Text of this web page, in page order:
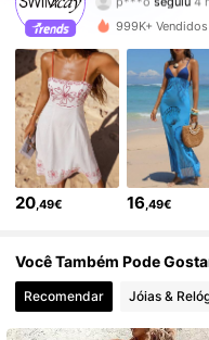
4,83
4,83 600K
4,83 600K
4,83
999K+
20,49€ 16,49€
Você Também Pode
Recomendar Jóias &